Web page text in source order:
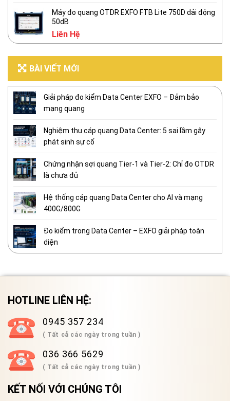
Máy đo quang OTDR EXFO FTB Lite 750D dải động
50dB
Liên Hệ
BÀI VIẾT MỚI
Giải pháp đo kiểm Data Center EXFO – Đảm bảo
mạng quang
Nghiệm thu cáp quang Data Center: 5 sai lầm gây
phát sinh sự cố
Chứng nhận sợi quang Tier-1 và Tier-2: Chỉ đo OTDR
là chưa đủ
Hệ thống cáp quang Data Center cho AI và mạng
400G/800G
Đo kiểm trong Data Center – EXFO giải pháp toàn
diện
HOTLINE LIÊN HỆ:
0945 357 234
( Tất cả các ngày trong tuần )
036 366 5629
( Tất cả các ngày trong tuần )
KẾT NỐI VỚI CHÚNG TÔI